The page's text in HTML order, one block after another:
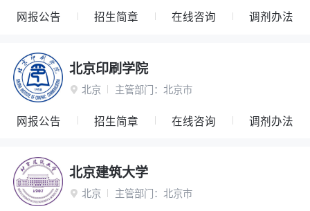
网报公告 招生简章 在线咨询 调剂办法
北京印刷学院
 北京 主管部门： 北京市
网报公告 招生简章 在线咨询 调剂办法
北京建筑大学
 北京 主管部门： 北京市